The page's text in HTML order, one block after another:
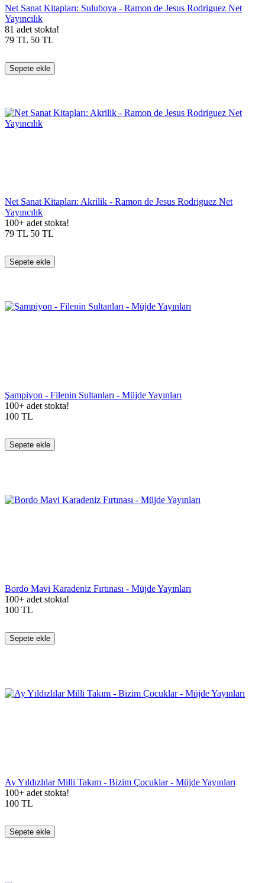
Net Sanat Kitapları: Suluboya - Ramon de Jesus Rodriguez Net
Yayıncılık
81 adet stokta!
79 TL 50 TL
Sepete ekle
Net Sanat Kitapları: Akrilik - Ramon de Jesus Rodriguez Net
Yayıncılık
100+ adet stokta!
79 TL 50 TL
Sepete ekle
Şampiyon - Filenin Sultanları - Müjde Yayınları
100+ adet stokta!
100 TL
Sepete ekle
Bordo Mavi Karadeniz Fırtınası - Müjde Yayınları
100+ adet stokta!
100 TL
Sepete ekle
Ay Yıldızlılar Milli Takım - Bizim Çocuklar - Müjde Yayınları
100+ adet stokta!
100 TL
Sepete ekle